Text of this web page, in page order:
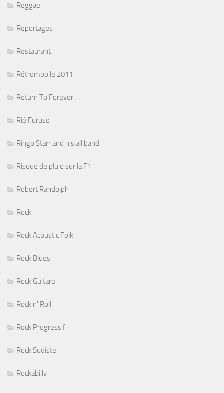
Reggae
Reportages
Restaurant
Rétromobile 2011
Return To Forever
Rié Furuse
Ringo Starr and his all band
Risque de pluie sur la F1
Robert Randolph
Rock
Rock Acoustic Folk
Rock Blues
Rock Guitare
Rock n' Roll
Rock Progressif
Rock Sudiste
Rockabilly